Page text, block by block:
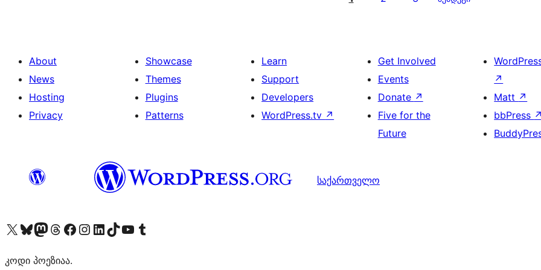
About
News
Hosting
Privacy
Showcase
Themes
Plugins
Patterns
Learn
Support
Developers
WordPress.tv ↗
Get Involved
Events
Donate ↗
Five for the
Future
↗
Matt ↗
bbPress ↗
საქართველო
Visit our X (formerly Twitter) account
Visit our Bluesky account
Visit our Mastodon account
Visit our Threads account
Visit our Facebook page
Visit our Instagram account
Visit our LinkedIn account
Visit our TikTok account
Visit our YouTube channel
Visit our Tumblr account
კოდი პოეზიაა.